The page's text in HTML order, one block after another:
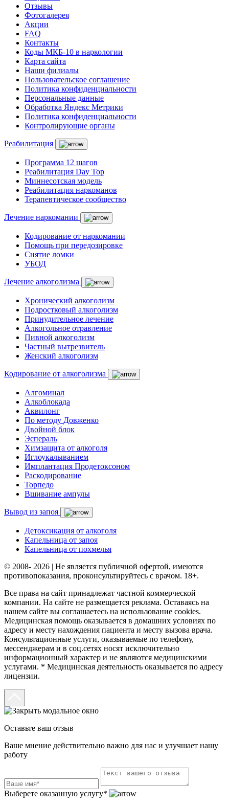
Отзывы
Фотогалерея
Акции
FAQ
Контакты
Коды МКБ-10 в наркологии
Карта сайта
Наши филиалы
Пользовательское соглашение
Политика конфиденциальности
Персональные данные
Обработка Яндекс Метрики
Политика конфиденциальности
Контролирующие органы
Реабилитация
Программа 12 шагов
Реабилитация Day Top
Миннесотская модель
Реабилитация наркоманов
Терапевтическое сообщество
Лечение наркомании
Кодирование от наркомании
Помощь при передозировке
Снятие ломки
УБОД
Лечение алкоголизма
Хронический алкоголизм
Подростковый алкоголизм
Принудительное лечение
Алкогольное отравление
Пивной алкоголизм
Частный вытрезвитель
Женский алкоголизм
Кодирование от алкоголизма
Алгоминал
Алкоблокада
Аквилонг
По методу Довженко
Двойной блок
Эспераль
Химзащита от алкоголя
Иглоукалыванием
Имплантация Продетоксоном
Раскодирование
Торпедо
Вшивание ампулы
Вывод из запоя
Детоксикация от алкоголя
Капельница от запоя
Капельница от похмелья
© 2008- 2026 | Не является публичной офертой, имеются
противопоказания, проконсультируйтесь с врачом. 18+.
Все права на сайт принадлежат частной коммерческой
компании. На сайте не размещается реклама. Оставаясь на
нашем сайте вы соглашаетесь на использование cookies.
Медицинская помощь оказывается в домашних условиях по
адресу и месту нахождения пациента и месту вызова врача.
Консультационные услуги, оказываемые по телефону,
мессенджерам и в соц.сетях носят исключительно
информационный характер и не являются медицинскими
услугами. * Медицинская деятельность оказывается по адресу
лицензии.
Оставьте ваш отзыв
Ваше мнение действительно важно для нас и улучшает нашу
работу
Выберете оказанную услугу*